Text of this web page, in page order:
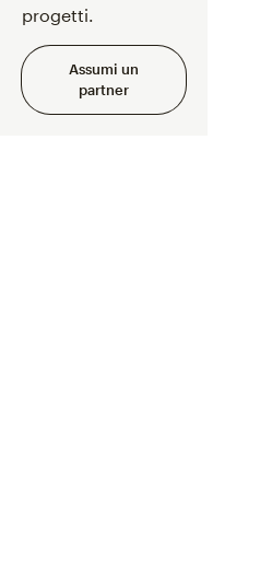
progetti.
Assumi un
partner